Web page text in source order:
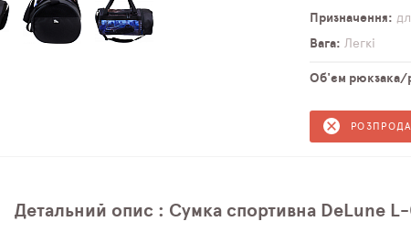
Призначення
Вага
Легкі
Об'єм рюкзака/
Детальний опис : Сумка спортивна DeLune